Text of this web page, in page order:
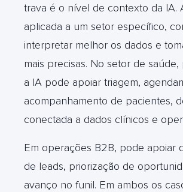
trava é o nível de contexto da IA.
aplicada a um setor específico,
interpretar melhor os dados e
mais precisas. No setor de
a IA pode apoiar triagem,
acompanhamento de pacientes,
conectada a dados clínicos e
Em operações B2B, pode apoiar
de leads, priorização de
avanço no funil. Em ambos os